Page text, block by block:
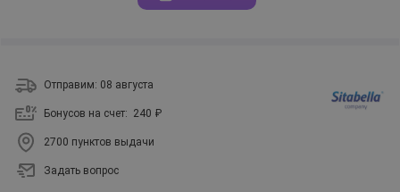
Отправим: 08 августа
Бонусов на счет: 240 ₽
2700 пунктов выдачи
Задать вопрос